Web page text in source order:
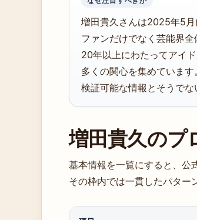
増田貴久さんは2025年5月
ファンだけでなく芸能界全
20年以上にわたってアイ
多くの関心を集めています
検証可能な情報とそうでな
増田貴久のプ
基本情報を一覧にすると、公
その枠内では一貫したパター